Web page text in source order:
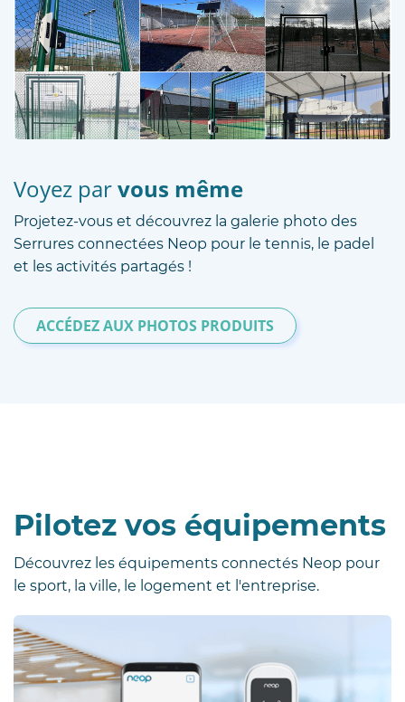
Voyez parvous même
Projetez-vous et découvrez la galerie photo des
Serrures connectées Neop pour le tennis, le padel
et les activités partagés !
ACCÉDEZ AUX PHOTOS PRODUITS
Pilotez vos équipements
Découvrez les équipements connectés Neop pour
le sport, la ville, le logement et l'entreprise.